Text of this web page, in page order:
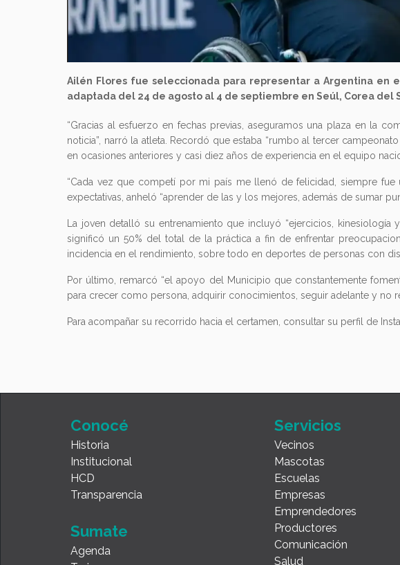
Ailén Flores fue seleccionada para representar a Argentina en
adaptada del 24 de agosto al 4 de septiembre en Seúl, Corea del
“Gracias al esfuerzo en fechas previas, aseguramos una plaza en la
noticia”, narró la atleta. Recordó que estaba “rumbo al tercer
en ocasiones anteriores y casi diez años de experiencia en el equipo
“Cada vez que competí por mi país me llenó de felicidad, siempre fue
expectativas, anheló “aprender de las y los mejores, además de sumar
La joven detalló su entrenamiento que incluyó “ejercicios, kinesiología
significó un 50% del total de la práctica a fin de enfrentar
incidencia en el rendimiento, sobre todo en deportes de personas con
Por último, remarcó “el apoyo del Municipio que constantemente
para crecer como persona, adquirir conocimientos, seguir adelante y no
Para acompañar su recorrido hacia el certamen, consultar su perfil de
Conocé
Historia
Institucional
HCD
Transparencia
Sumate
Agenda
Servicios
Vecinos
Mascotas
Escuelas
Empresas
Emprendedores
Productores
Comunicación
Salud